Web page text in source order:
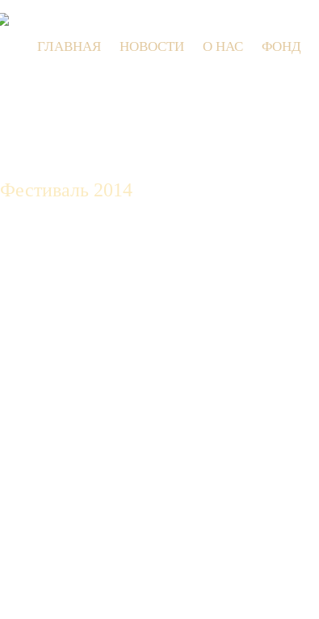
ГЛАВНАЯ НОВОСТИ О НАС ФОНД
Фестиваль 2014